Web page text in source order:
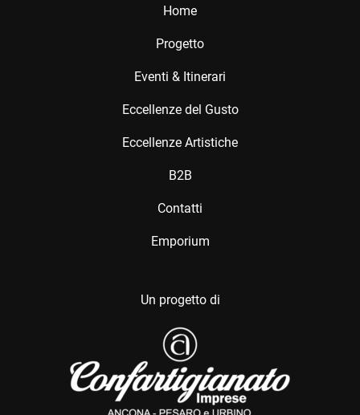
Home
Progetto
Eventi & Itinerari
Eccellenze del Gusto
Eccellenze Artistiche
B2B
Contatti
Emporium
Un progetto di